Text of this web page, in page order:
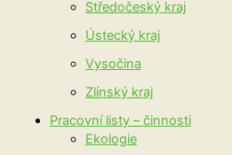
Středočeský kraj
Ústecký kraj
Vysočina
Zlínský kraj
Pracovní listy – činnosti
Ekologie